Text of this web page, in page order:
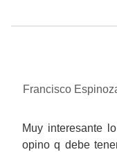
Francisco
Muy interesante
opino q debe